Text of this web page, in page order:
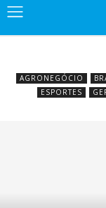
AGRONEGÓCIO
ESPORTES